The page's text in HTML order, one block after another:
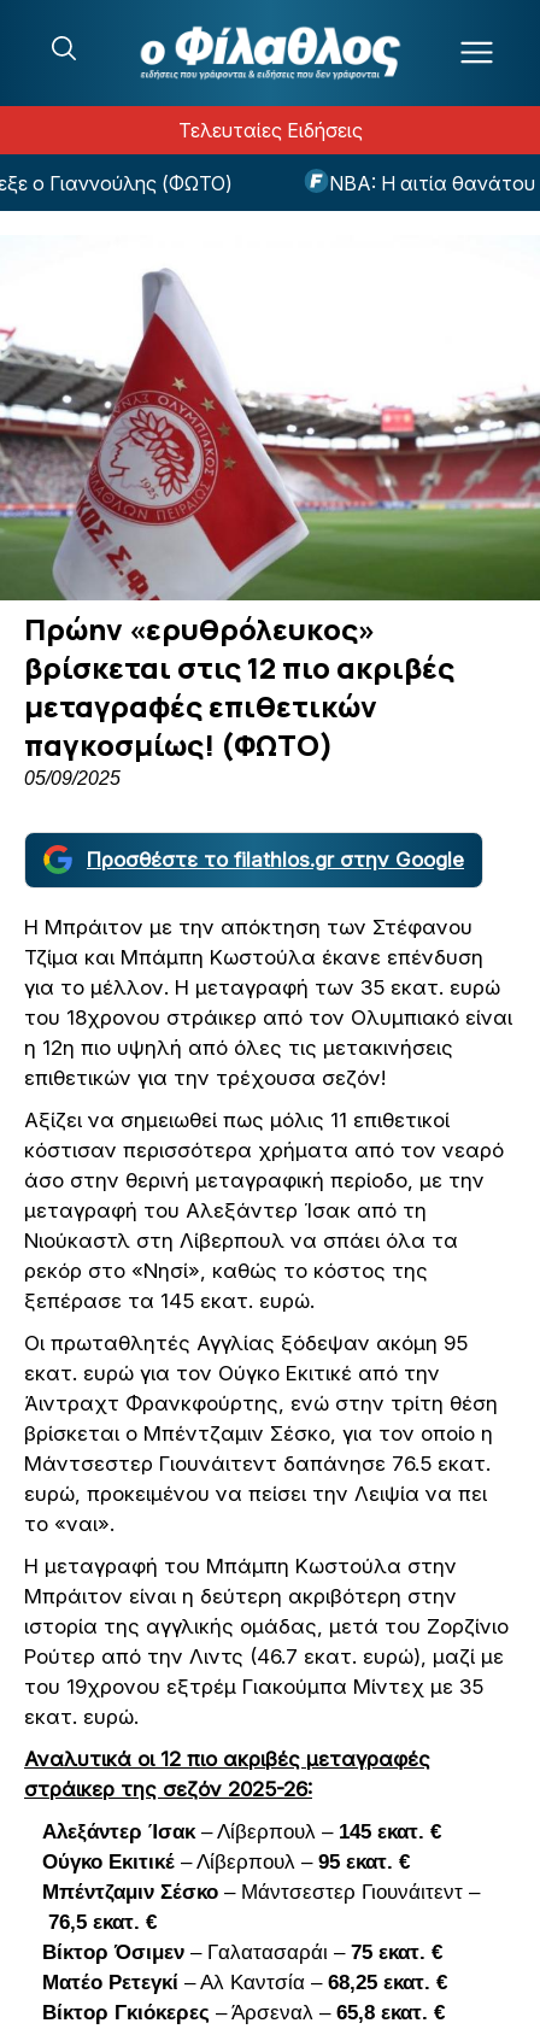
Τελευταίες Ειδήσεις
Γιαννούλης (ΦΩΤΟ) NBA: Η αιτία θανάτου
Πρώην «ερυθρόλευκος»
βρίσκεται στις 12 πιο ακριβές
μεταγραφές επιθετικών
παγκοσμίως! (ΦΩΤΟ)
05/09/2025
Προσθέστε το filathlos.gr στην Google
Η Μπράιτον με την απόκτηση των Στέφανου
Τζίμα και Μπάμπη Κωστούλα έκανε επένδυση
για το μέλλον. Η μεταγραφή των 35 εκατ. ευρώ
του 18χρονου στράικερ από τον Ολυμπιακό είναι
η 12η πιο υψηλή από όλες τις μετακινήσεις
επιθετικών για την τρέχουσα σεζόν!
Αξίζει να σημειωθεί πως μόλις 11 επιθετικοί
κόστισαν περισσότερα χρήματα από τον νεαρό
άσο στην θερινή μεταγραφική περίοδο, με την
μεταγραφή του Αλεξάντερ Ίσακ από τη
Νιούκαστλ στη Λίβερπουλ να σπάει όλα τα
ρεκόρ στο «Νησί», καθώς το κόστος της
ξεπέρασε τα 145 εκατ. ευρώ.
Οι πρωταθλητές Αγγλίας ξόδεψαν ακόμη 95
εκατ. ευρώ για τον Ούγκο Εκιτικέ από την
Άιντραχτ Φρανκφούρτης, ενώ στην τρίτη θέση
βρίσκεται ο Μπέντζαμιν Σέσκο, για τον οποίο η
Μάντσεστερ Γιουνάιτεντ δαπάνησε 76.5 εκατ.
ευρώ, προκειμένου να πείσει την Λειψία να πει
το «ναι».
Η μεταγραφή του Μπάμπη Κωστούλα στην
Μπράιτον είναι η δεύτερη ακριβότερη στην
ιστορία της αγγλικής ομάδας, μετά του Ζορζίνιο
Ρούτερ από την Λιντς (46.7 εκατ. ευρώ), μαζί με
του 19χρονου εξτρέμ Γιακούμπα Μίντεχ με 35
εκατ. ευρώ.
Αναλυτικά οι 12 πιο ακριβές μεταγραφές
στράικερ της σεζόν 2025-26:
Αλεξάντερ Ίσακ – Λίβερπουλ – 145 εκατ. €
Ούγκο Εκιτικέ – Λίβερπουλ – 95 εκατ. €
Μπέντζαμιν Σέσκο – Μάντσεστερ Γιουνάιτεντ –
76,5 εκατ. €
Βίκτορ Όσιμεν – Γαλατασαράι – 75 εκατ. €
Ματέο Ρετεγκί – Αλ Καντσία – 68,25 εκατ. €
Βίκτορ Γκιόκερες – Άρσεναλ – 65,8 εκατ. €